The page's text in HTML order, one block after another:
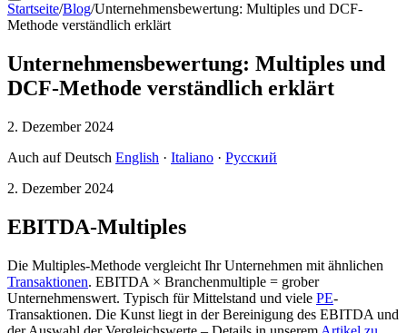
Startseite/Blog/Unternehmensbewertung: Multiples und DCF-
Methode verständlich erklärt
Unternehmensbewertung: Multiples und
DCF-Methode verständlich erklärt
2. Dezember 2024
Auch auf Deutsch English · Italiano · Русский
2. Dezember 2024
EBITDA-Multiples
Die Multiples-Methode vergleicht Ihr Unternehmen mit ähnlichen
Transaktionen. EBITDA × Branchenmultiple = grober
Unternehmenswert. Typisch für Mittelstand und viele PE-
Transaktionen. Die Kunst liegt in der Bereinigung des EBITDA und